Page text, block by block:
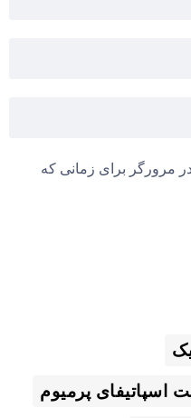
مرورگر برای زمانی که
اسپاتیفای پرمیوم